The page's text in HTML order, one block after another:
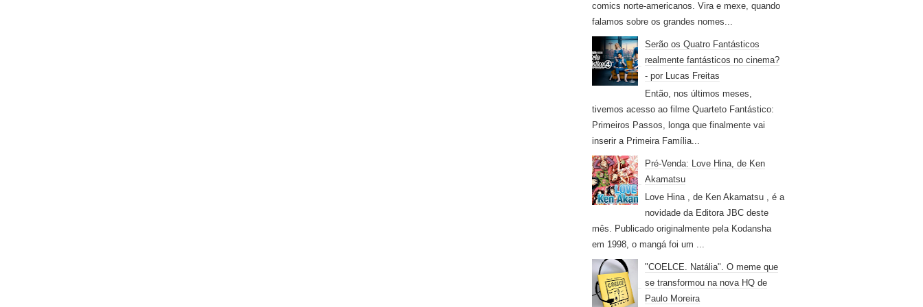
comics norte-americanos. Vira e mexe, quando
falamos sobre os grandes nomes...
Serão os Quatro Fantásticos
realmente fantásticos no cinema?
- por Lucas Freitas
Então, nos últimos meses,
tivemos acesso ao filme Quarteto Fantástico:
Primeiros Passos, longa que finalmente vai
inserir a Primeira Família...
Pré-Venda: Love Hina, de Ken
Akamatsu
Love Hina , de Ken Akamatsu , é a
novidade da Editora JBC deste
mês. Publicado originalmente pela Kodansha
em 1998, o mangá foi um ...
"COELCE. Natália". O meme que
se transformou na nova HQ de
Paulo Moreira